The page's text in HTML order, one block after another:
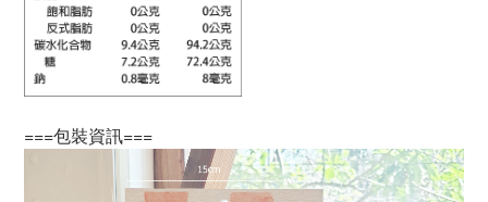
===包裝資訊===